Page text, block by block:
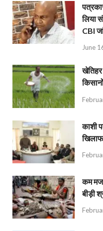
लिया
CBI
June
काशी
कम
बीड़ी